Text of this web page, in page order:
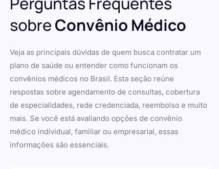
sobreConvênio Médico
Veja as principais dúvidas de quem busca contratar um
plano de saúde ou entender como funcionam os
convênios médicos no Brasil. Esta seção reúne
respostas sobre agendamento de consultas, cobertura
de especialidades, rede credenciada, reembolso e muito
mais. Se você está avaliando opções de convênio
médico individual, familiar ou empresarial, essas
informações são essenciais.